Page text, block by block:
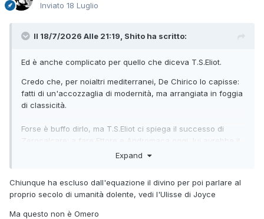
Inviato 18 Luglio
Il 18/7/2026 Alle 21:19, Shito ha scritto:
Ed è anche complicato per quello che diceva T.S.Eliot.
Credo che, per noialtri mediterranei, De Chirico lo capisse:
fatti di un'accozzaglia di modernità, ma arrangiata in foggia
di classicità.
Forse è buffo dirlo, ma T.S.Eliot ci spiega il successo di
Zerocalcare: a fare Ettore e Andromaca oggi, lui avrebbe il
Expand
Chiunque ha escluso dall'equazione il divino per poi parlare al
proprio secolo di umanità dolente, vedi l'Ulisse di Joyce
Ma questo non è Omero